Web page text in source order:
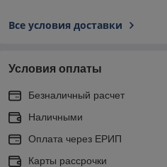
Все условия доставки
Условия оплаты
Безналичный расчет
Наличными
Оплата через ЕРИП
Карты рассрочки